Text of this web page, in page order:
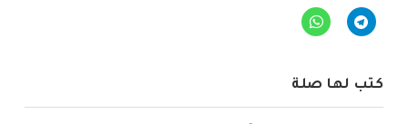
كتب لها صلة